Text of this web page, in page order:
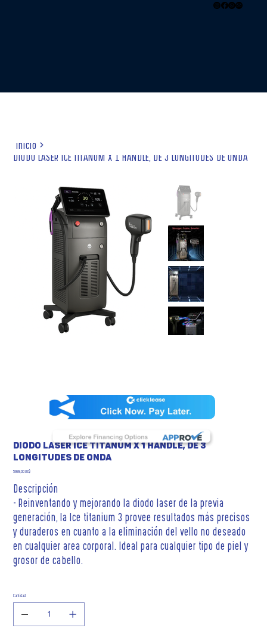
Inicio >
DIODO LASER ICE TITANUM X 1 HANDLE, DE 3 LONGITUDES DE ONDA
DIODO LASER ICE TITANUM X 1 HANDLE, DE 3
LONGITUDES DE ONDA
Precio
5999,00 US$
Descripción
- Reinventando y mejorando la diodo laser de la previa
generación, la Ice titanium 3 provee resultados más precisos
y duraderos en cuanto a la eliminación del vello no deseado
en cualquier area corporal. Ideal para cualquier tipo de piel y
grosor de cabello.
Cantidad